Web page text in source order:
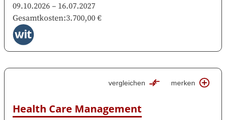
09.10.2026 – 16.07.2027
Gesamtkosten:3.700,00 €
Health Care Management
vergleichen merken